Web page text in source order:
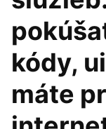
kódy,
máte